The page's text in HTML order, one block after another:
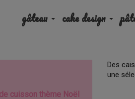
gâteau cake design
cuisson thème Noël
Des
une